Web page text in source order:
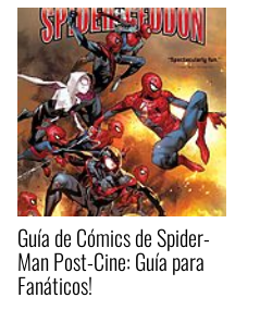
Guía de Cómics de Spider-
Man Post-Cine: Guía para
Fanáticos!